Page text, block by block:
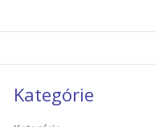
Kategórie